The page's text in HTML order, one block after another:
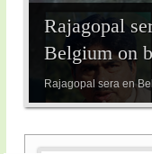
Rajagopal
Belgium on
Rajagopal sera en